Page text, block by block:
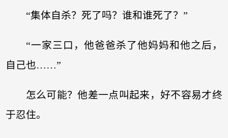
“集体自杀？死了吗？谁和谁死了？”
“一家三口，他爸爸杀了他妈妈和他之后，
自己也……”
怎么可能？他差一点叫起来，好不容易才终
于忍住。